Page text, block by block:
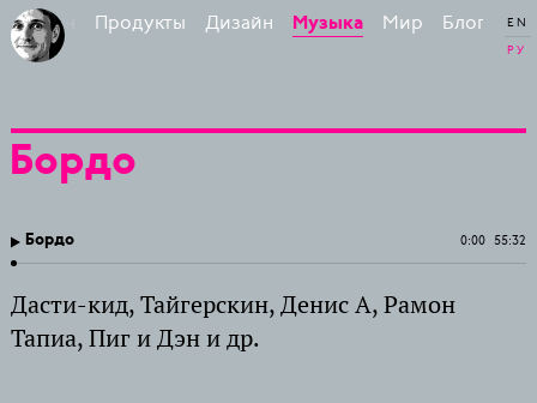
Продукты Дизайн Музыка Мир Блог
EN
РУ
Бордо
0:00 55:32
Бордо
Дасти-кид, Тайгерскин, Денис А, Рамон
Тапиа, Пиг и Дэн и др.